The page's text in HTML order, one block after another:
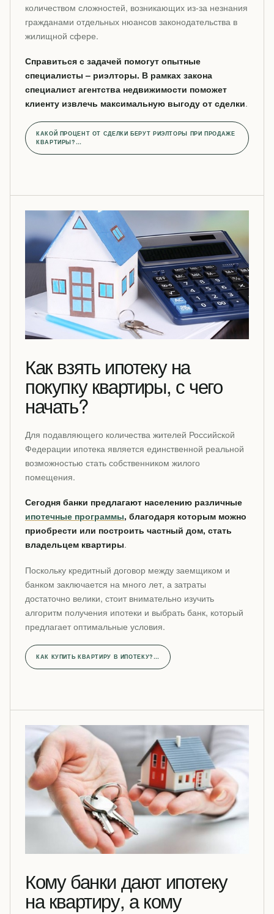
количеством сложностей, возникающих из-за незнания
гражданами отдельных нюансов законодательства в
жилищной сфере.
Справиться с задачей помогут опытные
специалисты – риэлторы. В рамках закона
специалист агентства недвижимости поможет
клиенту извлечь максимальную выгоду от сделки.
КАКОЙ ПРОЦЕНТ ОТ СДЕЛКИ БЕРУТ РИЭЛТОРЫ ПРИ ПРОДАЖЕ
КВАРТИРЫ?…
Как взять ипотеку на
покупку квартиры, с чего
начать?
Для подавляющего количества жителей Российской
Федерации ипотека является единственной реальной
возможностью стать собственником жилого
помещения.
Сегодня банки предлагают населению различные
ипотечные программы, благодаря которым можно
приобрести или построить частный дом, стать
владельцем квартиры.
Поскольку кредитный договор между заемщиком и
банком заключается на много лет, а затраты
достаточно велики, стоит внимательно изучить
алгоритм получения ипотеки и выбрать банк, который
предлагает оптимальные условия.
КАК КУПИТЬ КВАРТИРУ В ИПОТЕКУ?…
Кому банки дают ипотеку
на квартиру, а кому